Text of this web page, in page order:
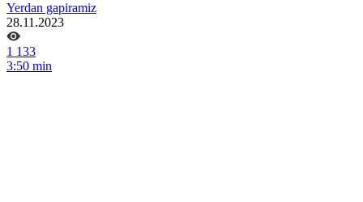
Yerdan gapiramiz
28.11.2023
1 133
3:50 min